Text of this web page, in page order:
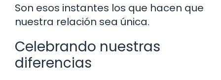
Son esos instantes los que hacen que
nuestra relación sea única.
Celebrando nuestras
diferencias